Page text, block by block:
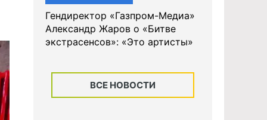
Гендиректор «Газпром-Медиа»
Александр Жаров о «Битве
экстрасенсов»: «Это артисты»
ВСЕ НОВОСТИ